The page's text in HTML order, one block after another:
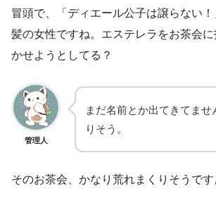
冒頭で、「ディエール公子は譲らない
髪の女性ですね。エステレラをお茶会
かせようとしてる？
管理人
まだ名前とか出てきてませ
りそう。
そのお茶会、かなり荒れまくりそうです